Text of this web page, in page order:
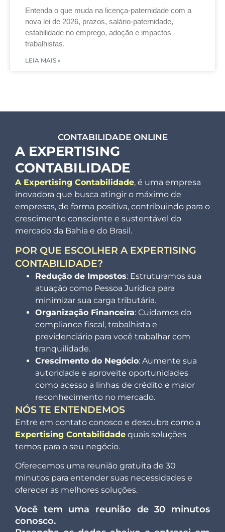
Entenda o que muda na licença-paternidade com a
nova lei de 2026, prazos, salário-paternidade,
estabilidade no emprego, adoção e impactos
trabalhistas.
LEIA MAIS »
Você tem uma reunião de 30 minutos
conosco.
CONTABILIDADE ONLINE
A EXPERTISING
CONTABILIDADE
A Expertising Contabilidade, é uma empresa
inovadora que busca atingir o máximo de
empresas, de forma positiva, contribuindo para o
crescimento consciente e sustentável do
mercado da Bahia e do Brasil.
POR QUE ESCOLHER A EXPERTISING
CONTABILIDADE?
Redução de Impostos: Estruturamos sua
atuação como Pessoa Jurídica para
minimizar sua carga tributária.
Organização Financeira: Cuidamos do
compliance fiscal, trabalhista e
previdenciário para você trabalhar com
tranquilidade.
Crescimento do Negócio: Aumente sua
autoridade e aproveite oportunidades
como acesso a linhas de crédito e maior
reconhecimento no mercado.
NÓS TE ENTENDEMOS
Entre em contato conosco e descubra como a
Expertising Contabilidade quais soluções
temos para o seu negócio.
Oferecemos uma reunião gratuita de 30
minutos para entender suas necessidades e
oferecer as melhores soluções.